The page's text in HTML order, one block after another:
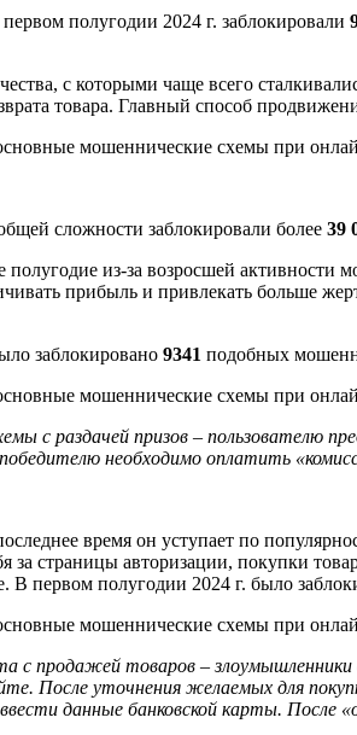
полугодии 2024 г. заблокировали
с которыми чаще всего
товара. Главный способ
сложности заблокировали более 39
полугодие из-за возросшей
прибыль и привлекать больше
заблокировано 9341 подобных
с раздачей призов –
необходимо оплатить
время он уступает по
за страницы авторизации, покупки
В первом полугодии 2024 г. было
с продажей товаров – злоумышленники
После уточнения желаемых для
данные банковской карты. После